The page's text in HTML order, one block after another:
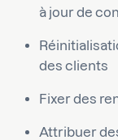
à jour de
des clients
Fixer des
Attribuer